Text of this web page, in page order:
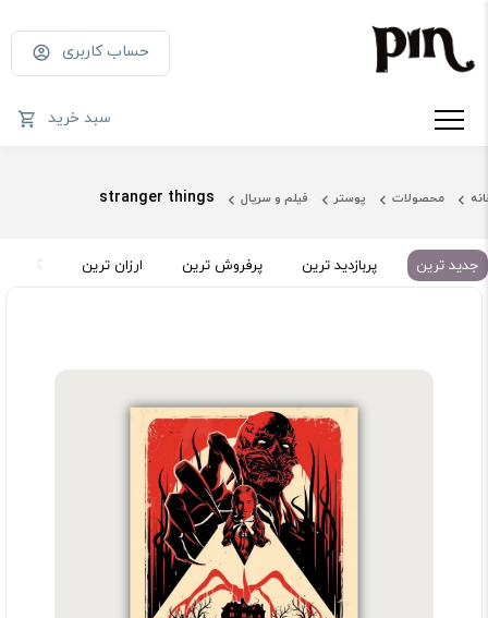
حساب کاربری
سبد خرید
محصولات پوستر فیلم و سریال stranger things
جدید ترین پربازدید ترین پرفروش ترین ارزان ترین گران